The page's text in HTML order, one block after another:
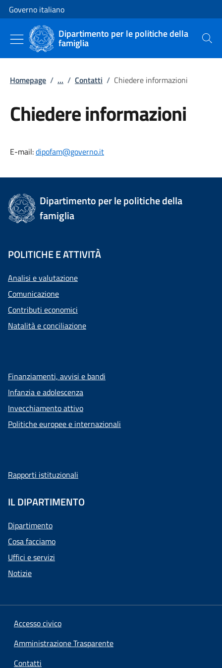
Vai al contenuto
Vai alla navigazione del sito
Governo italiano
Dipartimento per le politiche della
famiglia Cerca
Homepage / ... / Contatti / Chiedere informazioni
Chiedere informazioni
E-mail:dipofam@governo.it
Dipartimento per le politiche della
famiglia
POLITICHE E ATTIVITÀ
Analisi e valutazione
Comunicazione
Contributi economici
Natalità e conciliazione
Finanziamenti, avvisi e bandi
Infanzia e adolescenza
Invecchiamento attivo
Politiche europee e internazionali
Rapporti istituzionali
IL DIPARTIMENTO
Dipartimento
Cosa facciamo
Uffici e servizi
Notizie
Accesso civico
Amministrazione Trasparente
Contatti